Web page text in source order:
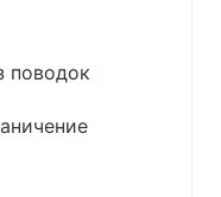
поводок